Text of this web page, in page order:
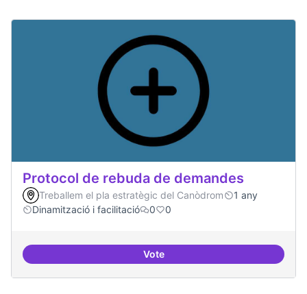
Protocol de rebuda de demandes
Treballem el pla estratègic del Canòdrom
1 any
Dinamització i facilitació
0 0
VoteProtocol de rebuda de demandes